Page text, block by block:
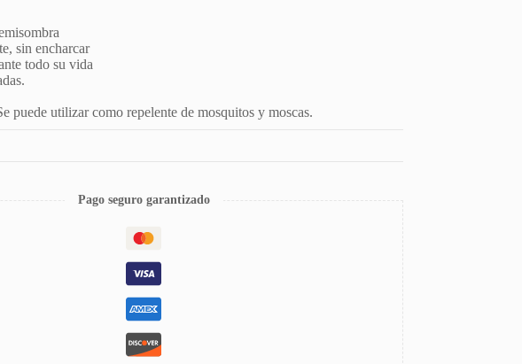
sin encharcar
todo su vida
puede utilizar como repelente de mosquitos y moscas.
Pago seguro garantizado